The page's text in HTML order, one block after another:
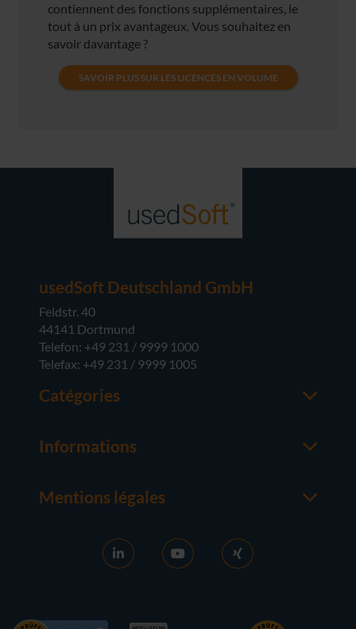
contiennent des fonctions supplémentaires, le
tout à un prix avantageux. Vous souhaitez en
savoir davantage ?
SAVOIR PLUS SUR LES LICENCES EN VOLUME
usedSoft Deutschland GmbH
Feldstr. 40
44141 Dortmund
Telefon: +49 231 / 9999 1000
Telefax: +49 231 / 9999 1005
Catégories
M365
Serveur
Matériel
Informations
À propos de usedsoft
Bon à savoir
Activation RDS
Mentions légales
Conditions générales
CG D'ACHAT